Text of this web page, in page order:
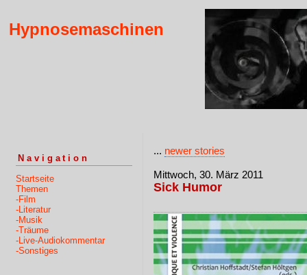
Hypnosemaschinen
Navigation
Startseite
Themen
-Film
-Literatur
-Musik
-Träume
-Live-Audiokommentar
-Sonstiges
... newer stories
Mittwoch, 30. März 2011
Sick Humor